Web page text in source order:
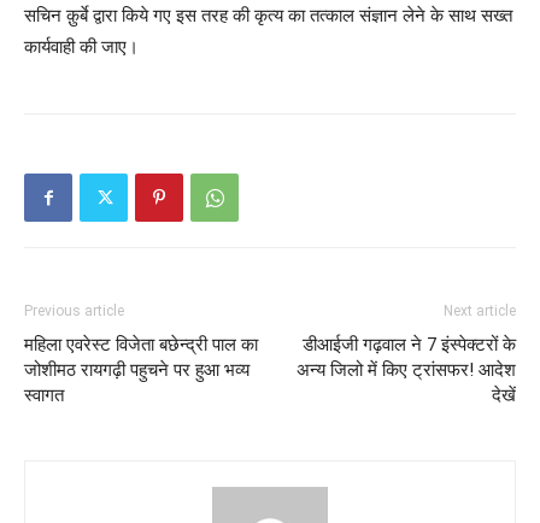
सचिन क़ुर्बे द्वारा किये गए इस तरह की कृत्य का तत्काल संज्ञान लेने के साथ सख्त
कार्यवाही की जाए।
Previous article
महिला एवरेस्ट विजेता बछेन्द्री पाल का
जोशीमठ रायगढ़ी पहुचने पर हुआ भव्य
स्वागत
Next article
डीआईजी गढ़वाल ने 7 इंस्पेक्टरों के
अन्य जिलो में किए ट्रांसफर! आदेश
देखें